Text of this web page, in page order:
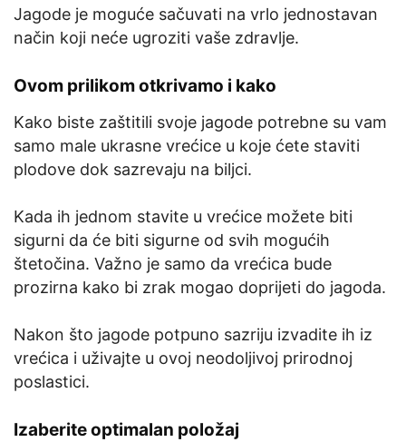
Jagode je moguće sačuvati na vrlo jednostavan
način koji neće ugroziti vaše zdravlje.
Ovom prilikom otkrivamo i kako
Kako biste zaštitili svoje jagode potrebne su vam
samo male ukrasne vrećice u koje ćete staviti
plodove dok sazrevaju na biljci.
Kada ih jednom stavite u vrećice možete biti
sigurni da će biti sigurne od svih mogućih
štetočina. Važno je samo da vrećica bude
prozirna kako bi zrak mogao doprijeti do jagoda.
Nakon što jagode potpuno sazriju izvadite ih iz
vrećica i uživajte u ovoj neodoljivoj prirodnoj
poslastici.
Izaberite optimalan položaj